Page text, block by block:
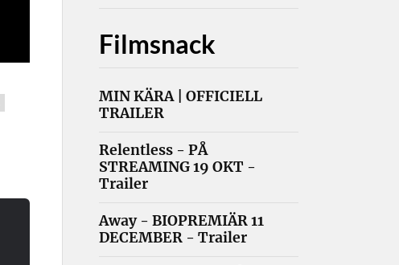
Filmsnack
MIN KÄRA | OFFICIELL
TRAILER
Relentless - PÅ
STREAMING 19 OKT -
Trailer
Away - BIOPREMIÄR 11
DECEMBER - Trailer